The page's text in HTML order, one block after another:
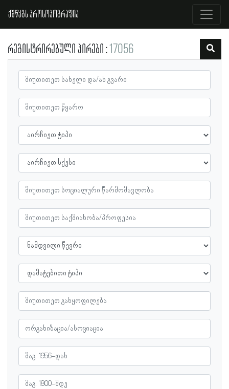
ქშწკგს პროსოპოგრაფია
რეგისტრირებული პირები 17056